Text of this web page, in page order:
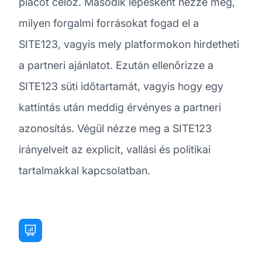
milyen forgalmi forrásokat fogad el a
SITE123, vagyis mely platformokon hirdetheti
a partneri ajánlatot. Ezután ellenőrizze a
SITE123 süti időtartamát, vagyis hogy egy
kattintás után meddig érvényes a partneri
azonosítás. Végül nézze meg a SITE123
irányelveit az explicit, vallási és politikai
tartalmakkal kapcsolatban.